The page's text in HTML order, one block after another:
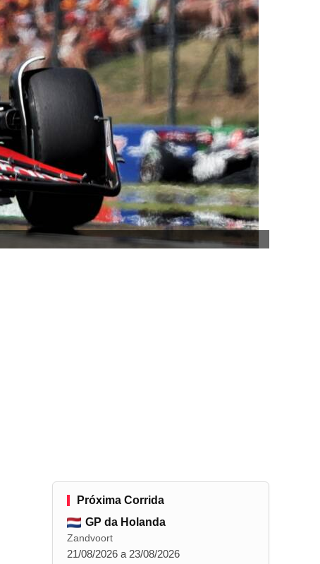
Próxima Corrida
GP da Holanda
Zandvoort
21/08/2026 a 23/08/2026